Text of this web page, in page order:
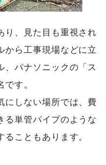
り、見た目も重視され
から工事現場などに立
、パナソニックの「ス
す。
にしない場所では、費
る単管パイプのような
こともあります。